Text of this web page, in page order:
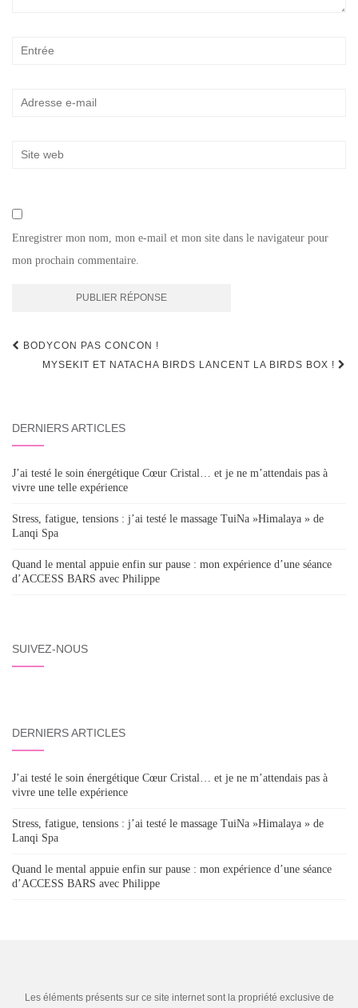
Enregistrer mon nom, mon e-mail et mon site dans le navigateur pour
mon prochain commentaire.
Navigation
d'article
BODYCON PAS CONCON !
MYSEKIT ET NATACHA BIRDS LANCENT LA BIRDS BOX !
DERNIERS ARTICLES
J’ai testé le soin énergétique Cœur Cristal… et je ne m’attendais pas à
vivre une telle expérience
Stress, fatigue, tensions : j’ai testé le massage TuiNa »Himalaya » de
Lanqi Spa
Quand le mental appuie enfin sur pause : mon expérience d’une séance
d’ACCESS BARS avec Philippe
SUIVEZ-NOUS
DERNIERS ARTICLES
J’ai testé le soin énergétique Cœur Cristal… et je ne m’attendais pas à
vivre une telle expérience
Stress, fatigue, tensions : j’ai testé le massage TuiNa »Himalaya » de
Lanqi Spa
Quand le mental appuie enfin sur pause : mon expérience d’une séance
d’ACCESS BARS avec Philippe
Les éléments présents sur ce site internet sont la propriété exclusive de